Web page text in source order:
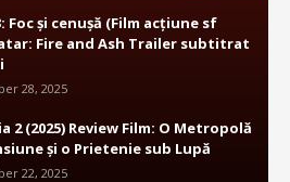
Foc și cenușă (Film acțiune sf
Fire and Ash Trailer subtitrat
28, 2025
2 (2025) Review Film: O Metropolă
și o Prietenie sub Lupă
22, 2025